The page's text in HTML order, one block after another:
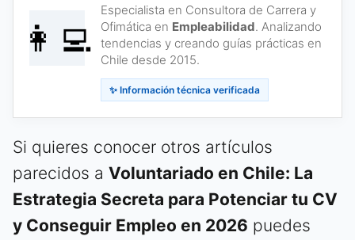
👩‍💻
Especialista en Consultora de Carrera y
Ofimática en Empleabilidad. Analizando
tendencias y creando guías prácticas en
Chile desde 2015.
✨ Información técnica verificada
Si quieres conocer otros artículos
parecidos a Voluntariado en Chile: La
Estrategia Secreta para Potenciar tu CV
y Conseguir Empleo en 2026 puedes